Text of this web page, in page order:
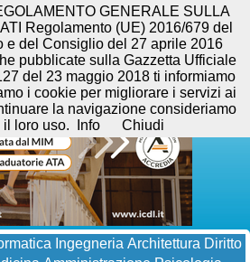
Ingegneria Architettura Diritto
GENERALE SULLA
Regolamento (UE) 2016/679 del
e del Consiglio del 27 aprile 2016
pubblicate sulla Gazzetta Ufficiale
del 23 maggio 2018 ti informiamo
i cookie per migliorare i servizi ai
la navigazione consideriamo
loro uso.
Info Chiudi